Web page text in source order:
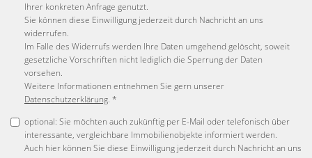
Ihrer konkreten Anfrage genutzt.
Sie können diese Einwilligung jederzeit durch Nachricht an uns
widerrufen.
Im Falle des Widerrufs werden Ihre Daten umgehend gelöscht, soweit
gesetzliche Vorschriften nicht lediglich die Sperrung der Daten
vorsehen.
Weitere Informationen entnehmen Sie gern unserer
Datenschutzerklärung. *
optional: Sie möchten auch zukünftig per E-Mail oder telefonisch über
interessante, vergleichbare Immobilienobjekte informiert werden.
Auch hier können Sie diese Einwilligung jederzeit durch Nachricht an uns